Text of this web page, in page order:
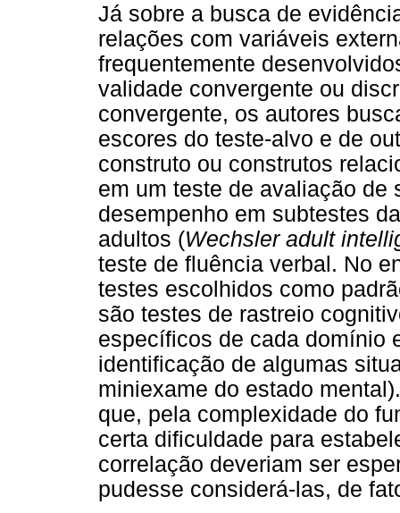
Já sobre a busca de
relações com variáveis
frequentemente
validade convergente ou
convergente, os autores
escores do teste-alvo e de
construto ou construtos
em um teste de avaliação
desempenho em subtestes
adultos (Wechsler adult
teste de fluência verbal. No
testes escolhidos como
são testes de rastreio
específicos de cada domínio
identificação de algumas
miniexame do estado
que, pela complexidade do
certa dificuldade para
correlação deveriam ser
pudesse considerá-las, de